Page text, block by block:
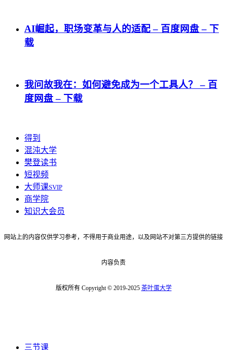
AI崛起，职场变革与人的适配 – 百度网盘 – 下
载
我问故我在：如何避免成为一个工具人？ – 百
度网盘 – 下载
得到
混沌大学
樊登读书
短视频
大师课SVIP
商学院
知识大会员
网站上的内容仅供学习参考，不得用于商业用途，以及网站不对第三方提供的链接
内容负责
版权所有 Copyright © 2019-2025 茶叶蛋大学
三节课